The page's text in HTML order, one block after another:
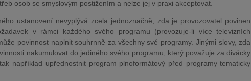
osob se smyslovým postižením a nelze jej v praxi akceptovat.
ustanovení nevyplývá zcela jednoznačně, zda je provozovatel povinen
v rámci každého svého programu (provozuje-li více televizních
povinnost naplnit souhrnně za všechny své programy. Jinými slovy, zda
nakumulovat do jediného svého programu, který považuje za divácky
například upřednostnit program plnoformátový před programy tematicky